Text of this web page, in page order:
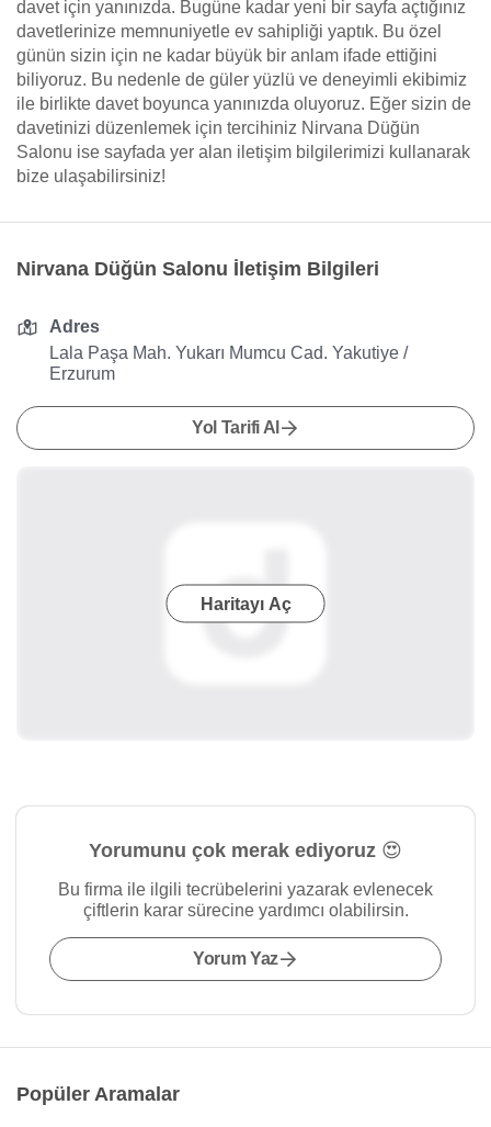
davet için yanınızda. Bugüne kadar yeni bir sayfa açtığınız
davetlerinize memnuniyetle ev sahipliği yaptık. Bu özel
günün sizin için ne kadar büyük bir anlam ifade ettiğini
biliyoruz. Bu nedenle de güler yüzlü ve deneyimli ekibimiz
ile birlikte davet boyunca yanınızda oluyoruz. Eğer sizin de
davetinizi düzenlemek için tercihiniz Nirvana Düğün
Salonu ise sayfada yer alan iletişim bilgilerimizi kullanarak
bize ulaşabilirsiniz!
Nirvana Düğün Salonu İletişim Bilgileri
Adres
Lala Paşa Mah. Yukarı Mumcu Cad. Yakutiye /
Erzurum
Yol Tarifi Al
Haritayı Aç
Yorumunu çok merak ediyoruz 😍
Bu firma ile ilgili tecrübelerini yazarak evlenecek
çiftlerin karar sürecine yardımcı olabilirsin.
Yorum Yaz
Popüler Aramalar